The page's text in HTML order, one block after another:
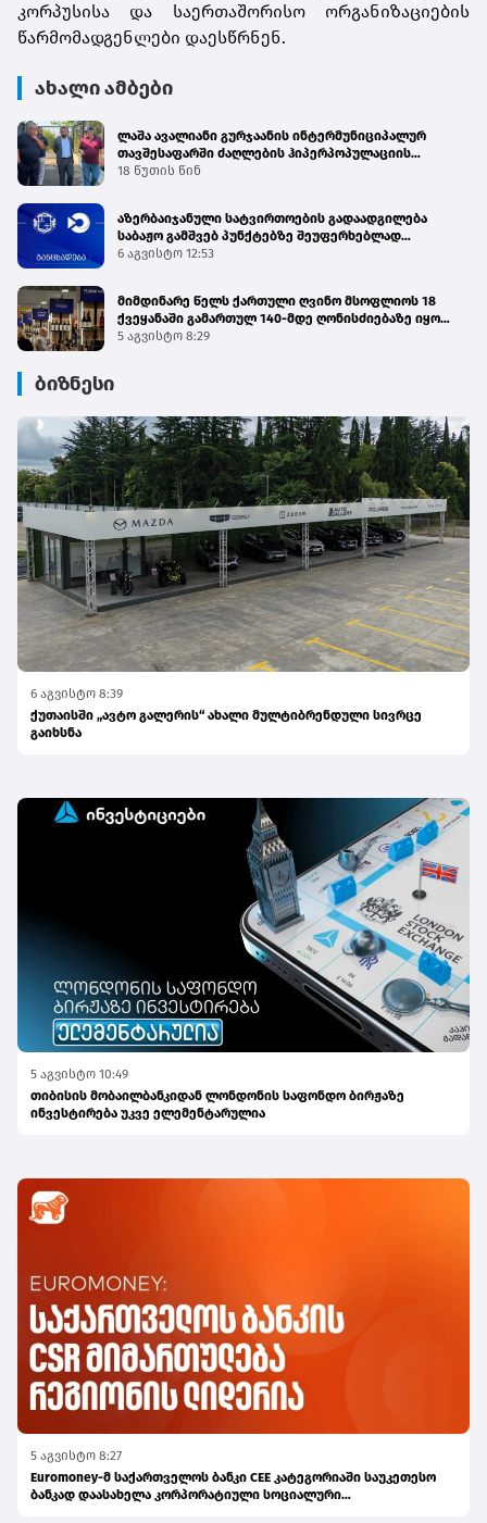
კორპუსისა და საერთაშორისო ორგანიზაციების
წარმომადგენლები დაესწრნენ.
ახალი ამბები
ლაშა ავალიანი გურჯაანის ინტერმუნიციპალურ
თავშესაფარში ძაღლების ჰიპერპოპულაციის
მართვის პროგრამის მიმდინარეობას გაეცნო
18 წუთის წინ
აზერბაიჯანული სატვირთოების გადაადგილება
საბაჟო გამშვებ პუნქტებზე შეუფერხებლად
მიმდინარეობს - შემოსავლების სამსახური
6 აგვისტო 12:53
მიმდინარე წელს ქართული ღვინო მსოფლიოს 18
ქვეყანაში გამართულ 140-მდე ღონისძიებაზე იყო
წარმოდგენილი
5 აგვისტო 8:29
ბიზნესი
6 აგვისტო 8:39
ქუთაისში „ავტო გალერის“ ახალი მულტიბრენდული სივრცე
გაიხსნა
5 აგვისტო 10:49
თიბისის მობაილბანკიდან ლონდონის საფონდო ბირჟაზე
ინვესტირება უკვე ელემენტარულია
5 აგვისტო 8:27
Euromoney-მ საქართველოს ბანკი CEE კატეგორიაში საუკეთესო
ბანკად დაასახელა კორპორატიული სოციალური